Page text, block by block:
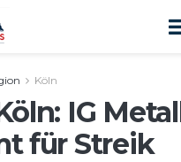
Köln
IG
für Streik